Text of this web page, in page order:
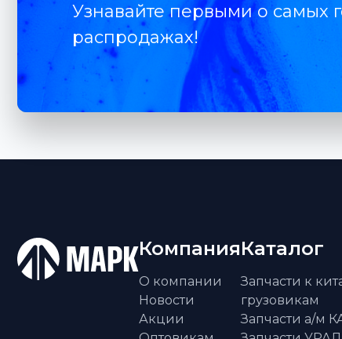
Узнавайте первыми о самых
распродажах!
Компания
О компании
Новости
Акции
Каталог
Запчасти к
грузовикам
Запчасти а/м